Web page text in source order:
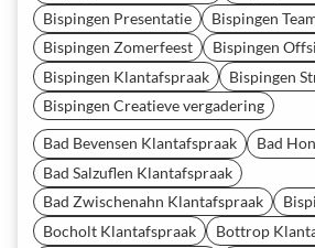
Bispingen Presentatie
Bispingen
Bispingen Zomerfeest
Bispingen
Bispingen Klantafspraak
Bispingen
Bispingen Creatieve vergadering
Bad Bevensen Klantafspraak
Bad
Bad Salzuflen Klantafspraak
Bad Zwischenahn Klantafspraak
Bocholt Klantafspraak
Bottrop